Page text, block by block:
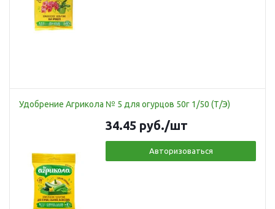
Удобрение Агрикола № 5 для огурцов 50г 1/50 (Т/Э)
34.45 руб./шт
Авторизоваться